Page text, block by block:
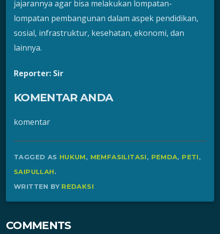
jajarannya agar bisa melakukan lompatan-
lompatan pembangunan dalam aspek pendidikan,
sosial, infrastruktur, kesehatan, ekonomi, dan
lainnya.
Reporter: Sir
KOMENTAR ANDA
komentar
TAGGED AS HUKUM, MEMFASILITASI, PEMDA, PETI,
SAIPULLAH.
WRITTEN BY REDAKSI
COMMENTS